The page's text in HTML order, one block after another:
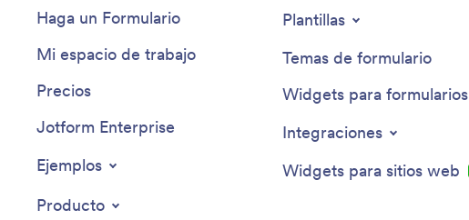
Haga un Formulario
Mi espacio de trabajo
Precios
Jotform Enterprise
Ejemplos
Producto
Plantillas
Temas de formulario
Widgets para formularios
Integraciones
Widgets para sitios web